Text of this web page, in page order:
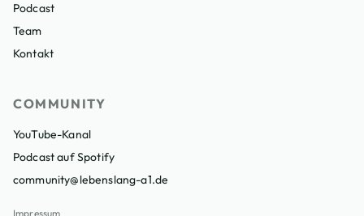
Podcast
Team
Kontakt
COMMUNITY
YouTube-Kanal
Podcast auf Spotify
community@lebenslang-a1.de
Impressum